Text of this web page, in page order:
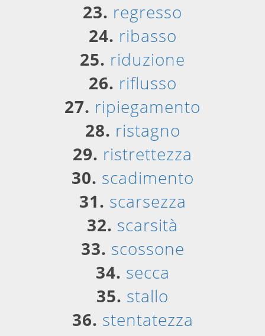
23. regresso
24. ribasso
25. riduzione
26. riflusso
27. ripiegamento
28. ristagno
29. ristrettezza
30. scadimento
31. scarsezza
32. scarsità
33. scossone
34. secca
35. stallo
36. stentatezza